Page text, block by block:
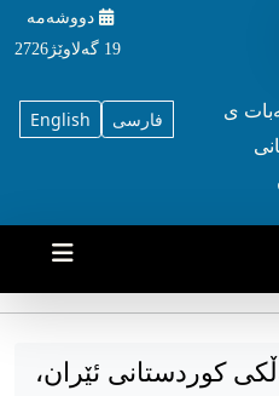
دووشه‌مه‌‌
19 گه‌لاوێژ2726
English فارسی
ی
کوردستانی ئێران،